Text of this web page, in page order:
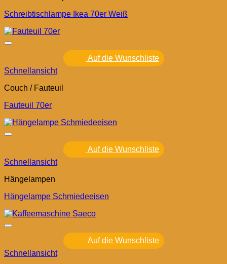
Schreibtischlampe Ikea 70er Weiß
Auf die Wunschliste
Schnellansicht
Couch / Fauteuil
Fauteuil 70er
Auf die Wunschliste
Schnellansicht
Hängelampen
Hängelampe Schmiedeeisen
Auf die Wunschliste
Schnellansicht